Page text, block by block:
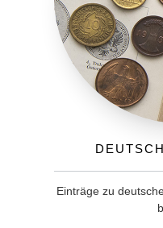
Einträge zu